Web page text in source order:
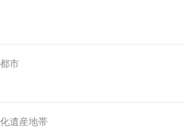
市
遺産地帯